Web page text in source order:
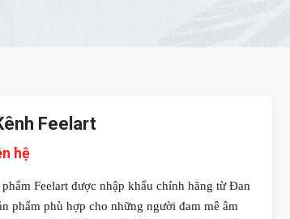
Feelart
hệ
phẩm Feelart được nhập khẩu chính hãng từ Đan
phẩm phù hợp cho những người đam mê âm